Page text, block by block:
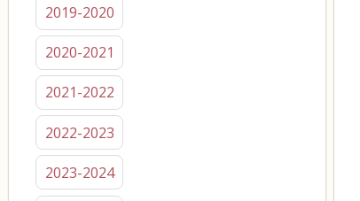
2019-2020
2020-2021
2021-2022
2022-2023
2023-2024